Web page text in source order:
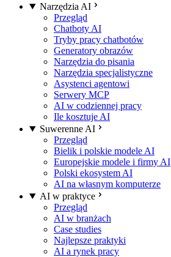
Narzędzia AI
Przegląd
Chatboty AI
Tryby pracy chatbotów
Generatory obrazów
Narzędzia do pisania
Narzędzia specjalistyczne
Asystenci agentowi
Serwery MCP
AI w codziennej pracy
Ile kosztuje AI
Suwerenne AI
Przegląd
Bielik i polskie modele AI
Europejskie modele i firmy AI
Polski ekosystem AI
AI na własnym komputerze
AI w praktyce
Przegląd
AI w branżach
Case studies
Najlepsze praktyki
AI a rynek pracy